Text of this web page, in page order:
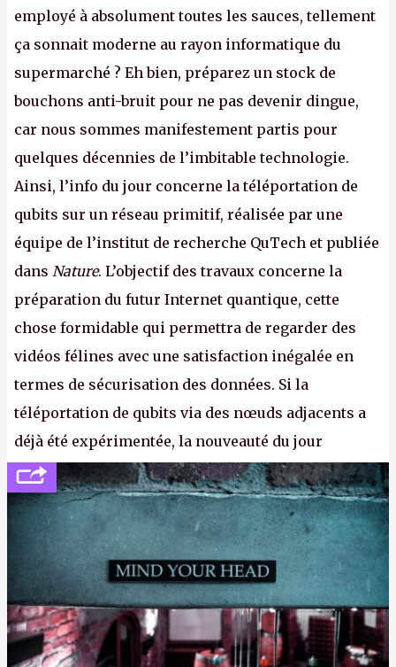
employé à absolument toutes les sauces, tellement
ça sonnait moderne au rayon informatique du
supermarché ? Eh bien, préparez un stock de
bouchons anti-bruit pour ne pas devenir dingue,
car nous sommes manifestement partis pour
quelques décennies de l’imbitable technologie.
Ainsi, l’info du jour concerne la téléportation de
qubits sur un réseau primitif, réalisée par une
équipe de l’institut de recherche QuTech et publiée
dans Nature. L’objectif des travaux concerne la
préparation du futur Internet quantique, cette
chose formidable qui permettra de regarder des
vidéos félines avec une satisfaction inégalée en
termes de sécurisation des données. Si la
téléportation de qubits via des nœuds adjacents a
déjà été expérimentée, la nouveauté du jour
concerne le recours à des nœuds distants, pour ne
pas dire un réseau quantique multimédia interactif
(avec l’option Péritel). (
http://cpc.cx/AH432N4
Crédit photo : QuTech / Nature)